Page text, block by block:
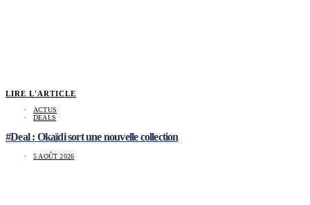
LIRE L'ARTICLE
ACTUS
DEALS
#Deal : Okaïdi sort une nouvelle collection
5 AOÛT 2026